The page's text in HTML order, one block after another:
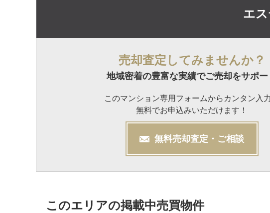
エ
売却査定してみませんか？
地域密着の豊富な実績でご売却をサポー
このマンション専用フォームからカンタン入力
無料でお申込みいただけます！
無料売却査定・ご相談
このエリアの掲載中売買物件